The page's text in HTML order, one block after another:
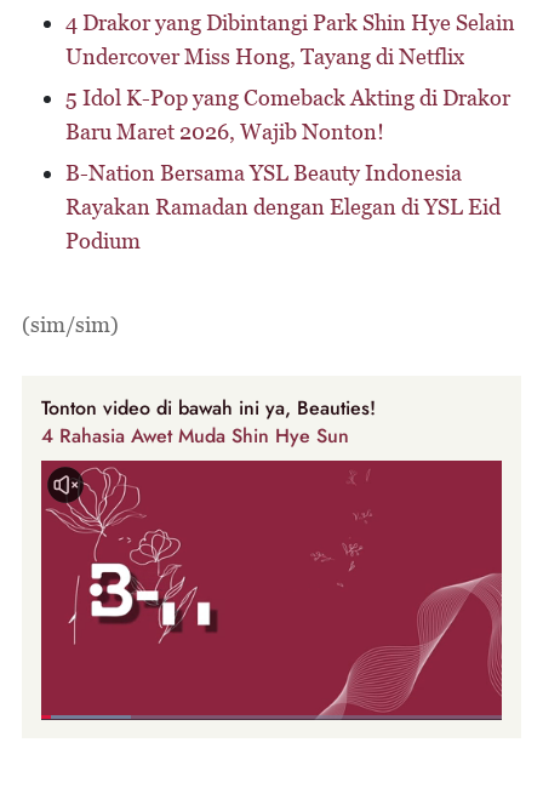
4 Drakor yang Dibintangi Park Shin Hye Selain
Undercover Miss Hong, Tayang di Netflix
5 Idol K-Pop yang Comeback Akting di Drakor
Baru Maret 2026, Wajib Nonton!
B-Nation Bersama YSL Beauty Indonesia
Rayakan Ramadan dengan Elegan di YSL Eid
Podium
(sim/sim)
Tonton video di bawah ini ya, Beauties!
4 Rahasia Awet Muda Shin Hye Sun